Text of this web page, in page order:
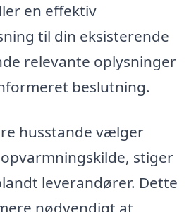
en effektiv
til din eksisterende
relevante oplysninger
beslutning.
husstande vælger
stiger
leverandører. Dette
nødvendigt at